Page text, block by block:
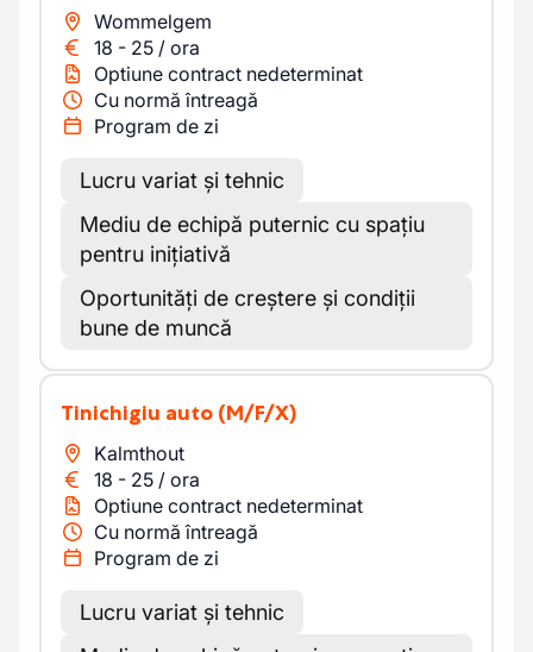
Wommelgem
18 - 25 / ora
Optiune contract nedeterminat
Cu normă întreagă
Program de zi
Lucru variat și tehnic
Mediu de echipă puternic cu spațiu
pentru inițiativă
Oportunități de creștere și condiții
bune de muncă
Tinichigiu auto (M/F/X)
Kalmthout
18 - 25 / ora
Optiune contract nedeterminat
Cu normă întreagă
Program de zi
Lucru variat și tehnic